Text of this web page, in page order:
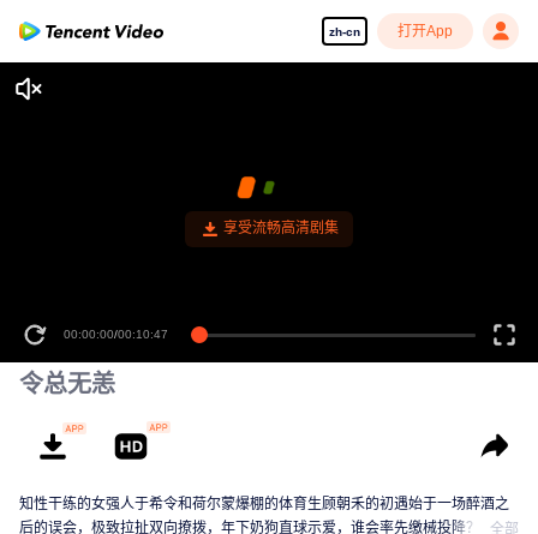
zh-cn 打开App
享受流畅高清剧集
00:00:00/00:10:47
令总无恙
知性干练的女强人于希令和荷尔蒙爆棚的体育生顾朝禾的初遇始于一场醉酒之
后的误会，极致拉扯双向撩拨，年下奶狗直球示爱，谁会率先缴械投降？离奇
全部